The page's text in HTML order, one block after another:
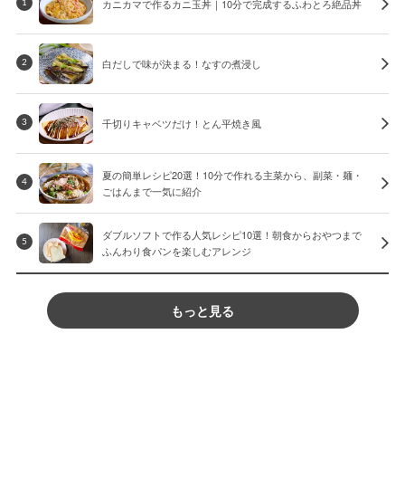
1 カニカマで作るカニ玉丼｜10分で完成するふわとろ絶品丼
2 白だしで味が決まる！なすの煮浸し
3 千切りキャベツだけ！とん平焼き風
4
夏の簡単レシピ20選！10分で作れる主菜から、副菜・麺・
ごはんまで一気に紹介
5
ダブルソフトで作る人気レシピ10選！朝食からおやつまで
ふんわり食パンを楽しむアレンジ
もっと見る